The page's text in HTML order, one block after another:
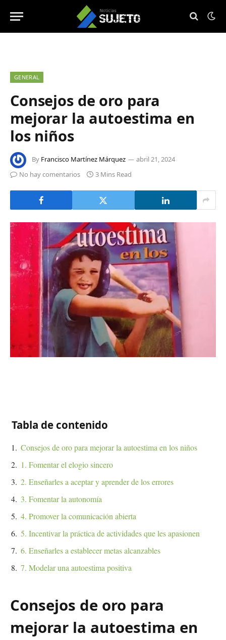
GENERAL
Consejos de oro para
mejorar la autoestima en
los niños
By Francisco Martínez Márquez
abril 21, 2024
No hay comentarios
3 Mins Read
Tabla de contenido
Consejos de oro para mejorar la autoestima en los niños
1. Fomentar el elogio sincero
2. Enseñarles a aceptar y aprender de los errores
3. Fomentar la autonomía
4. Promover la comunicación abierta
5. Incentivar la práctica de actividades que les apasionen
6. Enseñarles a establecer metas alcanzables
7. Modelar una autoestima positiva
Consejos de oro para
mejorar la autoestima en